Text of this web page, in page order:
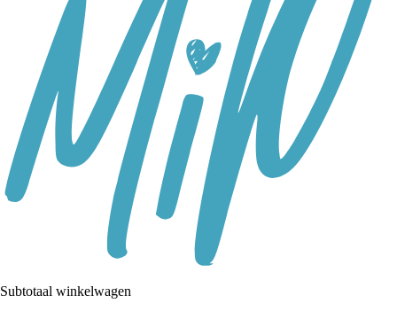
Subtotaal winkelwagen